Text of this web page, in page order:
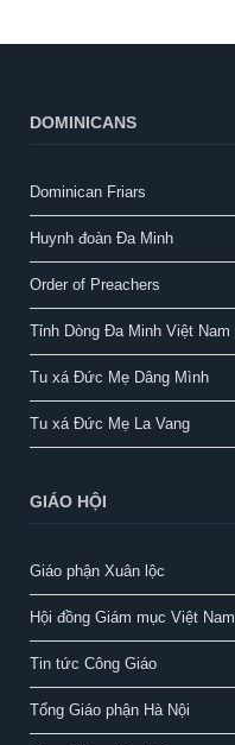
DOMINICANS
Dominican Friars
Huynh đoàn Đa Minh
Order of Preachers
Tỉnh Dòng Đa Minh Việt Nam
Tu xá Đức Mẹ Dâng Mình
Tu xá Đức Mẹ La Vang
GIÁO HỘI
Giáo phận Xuân lộc
Hội đồng Giám mục Việt Nam
Tin tức Công Giáo
Tổng Giáo phận Hà Nội